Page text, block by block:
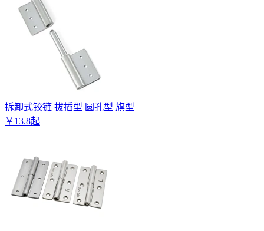
拆卸式铰链 拔插型 圆孔型 旗型
￥ 13.8起